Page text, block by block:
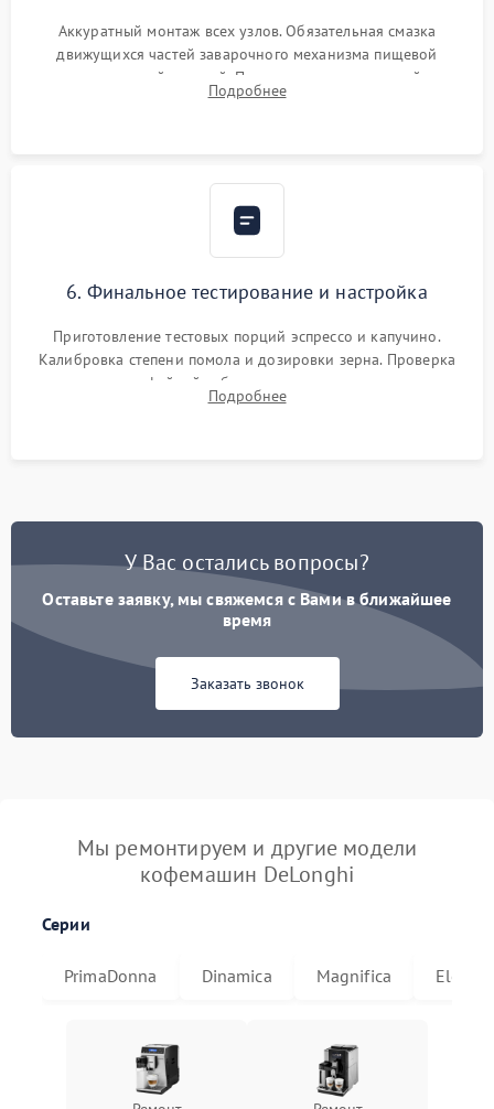
Аккуратный монтаж всех узлов. Обязательная смазка
движущихся частей заварочного механизма пищевой
силиконовой смазкой. Проведение программной
декальцинации и очистки системы от кофейных масел.
Подробнее
6. Финальное тестирование и настройка
Приготовление тестовых порций эспрессо и капучино.
Калибровка степени помола и дозировки зерна. Проверка
плотности кофейной таблетки, температуры напитка и
качества молочной пены. Контроль отсутствия посторонних
Подробнее
У Вас остались вопросы?
Оставьте заявку, мы свяжемся с Вами в ближайшее
время
Заказать звонок
Мы ремонтируем и другие модели
кофемашин DeLonghi
Серии
PrimaDonna Dinamica Magnifica Eletta